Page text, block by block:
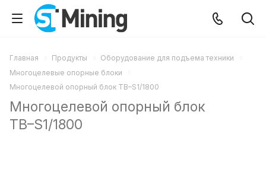
Главная Продукты
Оборудование для подъема техники
Многоцелевые опорные блоки
Многоцелевой опорный блок TB–S1/1800
Многоцелевой опорный блок
TB–S1/1800